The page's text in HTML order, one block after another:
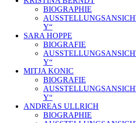
BIOGRAPHIE
Y“
SARA HOPPE
BIOGRAFIE
Y“
MITJA KONIC
BIOGRAFIE
Y“
ANDREAS ULLRICH
BIOGRAPHIE